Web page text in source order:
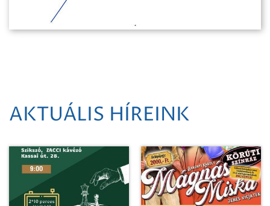
AKTUÁLIS HÍREINK